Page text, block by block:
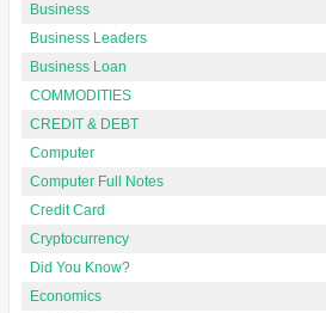
Business
Business Leaders
Business Loan
COMMODITIES
CREDIT & DEBT
Computer
Computer Full Notes
Credit Card
Cryptocurrency
Did You Know?
Economics